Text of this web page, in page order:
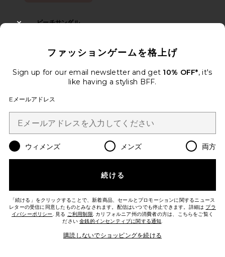
ビーチサンダル
Favorite ROMA パンツ
ROMA パンツ
SNDYS
ファッションゲームを格上げ
Sign up for our email newsletter and get 10% OFF*, it's
like having a stylish BFF.
Eメールアドレス
ウィメンズ メンズ 両方
続ける
「続ける」をクリックすることで、新着商品、セールとプロモーションに関するニュース
レターの受信に同意したものとみなされます。配信はいつでも停止できます。詳細は プラ
イバシーポリシー. 見る ご利用制限. カリフォルニア州の消費者の方は、こちらをご覧く
ださい金銭的インセンティブに関する通知.
購読しないでショッピングを続ける